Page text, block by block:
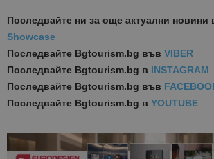
Последвайте ни за още актуални новини
Showcase
Последвайте Bgtourism.bg във VIBER
Последвайте Bgtourism.bg в INSTAGRAM
Последвайте Bgtourism.bg във
Последвайте Bgtourism.bg в YOUTUBE